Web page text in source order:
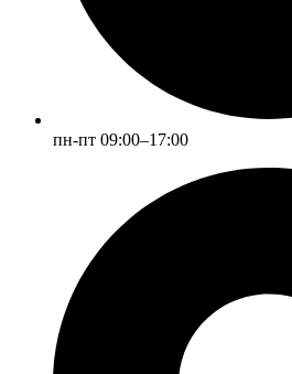
пн-пт 09:00–17:00